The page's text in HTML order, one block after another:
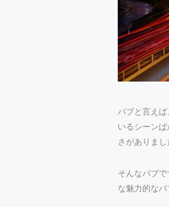
パブと言え
いるシーン
さがありまし
そんなパブ
な魅力的な